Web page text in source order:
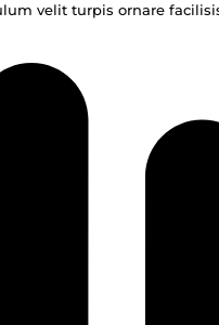
velit turpis ornare